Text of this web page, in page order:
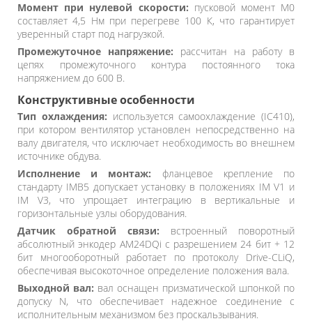
Момент при нулевой скорости: пусковой момент M0
составляет 4,5 Нм при перегреве 100 К, что гарантирует
уверенный старт под нагрузкой.
Промежуточное напряжение: рассчитан на работу в
цепях промежуточного контура постоянного тока
напряжением до 600 В.
Конструктивные особенности
Тип охлаждения: используется самоохлаждение (IC410),
при котором вентилятор установлен непосредственно на
валу двигателя, что исключает необходимость во внешнем
источнике обдува.
Исполнение и монтаж: фланцевое крепление по
стандарту IMB5 допускает установку в положениях IM V1 и
IM V3, что упрощает интеграцию в вертикальные и
горизонтальные узлы оборудования.
Датчик обратной связи: встроенный поворотный
абсолютный энкодер AM24DQi с разрешением 24 бит + 12
бит многооборотный работает по протоколу Drive-CLiQ,
обеспечивая высокоточное определение положения вала.
Выходной вал: вал оснащен призматической шпонкой по
допуску N, что обеспечивает надежное соединение с
исполнительным механизмом без проскальзывания.